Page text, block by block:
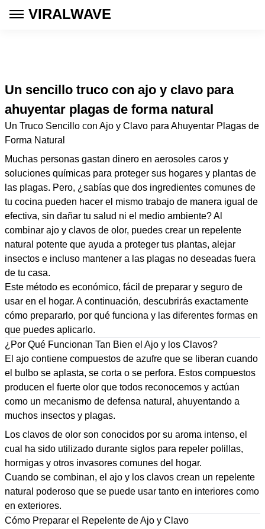
VIRALWAVE
Un sencillo truco con ajo y clavo para
ahuyentar plagas de forma natural
Un Truco Sencillo con Ajo y Clavo para Ahuyentar Plagas de
Forma Natural
Muchas personas gastan dinero en aerosoles caros y
soluciones químicas para proteger sus hogares y plantas de
las plagas. Pero, ¿sabías que dos ingredientes comunes de
tu cocina pueden hacer el mismo trabajo de manera igual de
efectiva, sin dañar tu salud ni el medio ambiente? Al
combinar ajo y clavos de olor, puedes crear un repelente
natural potente que ayuda a proteger tus plantas, alejar
insectos e incluso mantener a las plagas no deseadas fuera
de tu casa.
Este método es económico, fácil de preparar y seguro de
usar en el hogar. A continuación, descubrirás exactamente
cómo prepararlo, por qué funciona y las diferentes formas en
que puedes aplicarlo.
¿Por Qué Funcionan Tan Bien el Ajo y los Clavos?
El ajo contiene compuestos de azufre que se liberan cuando
el bulbo se aplasta, se corta o se perfora. Estos compuestos
producen el fuerte olor que todos reconocemos y actúan
como un mecanismo de defensa natural, ahuyentando a
muchos insectos y plagas.
Los clavos de olor son conocidos por su aroma intenso, el
cual ha sido utilizado durante siglos para repeler polillas,
hormigas y otros invasores comunes del hogar.
Cuando se combinan, el ajo y los clavos crean un repelente
natural poderoso que se puede usar tanto en interiores como
en exteriores.
Cómo Preparar el Repelente de Ajo y Clavo